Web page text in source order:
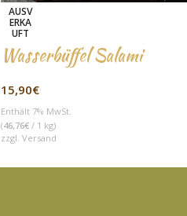
AUSV
ERKA
UFT
Wasserbüffel Salami
15,90€
Enthält 7% MwSt.
(46,76€/ 1 kg)
zzgl. Versand